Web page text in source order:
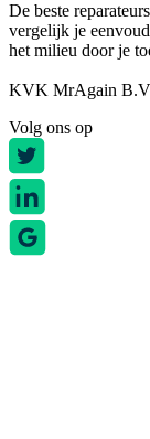
De beste
vergelijk je
het milieu door je
KVK MrAgain
Volg ons op